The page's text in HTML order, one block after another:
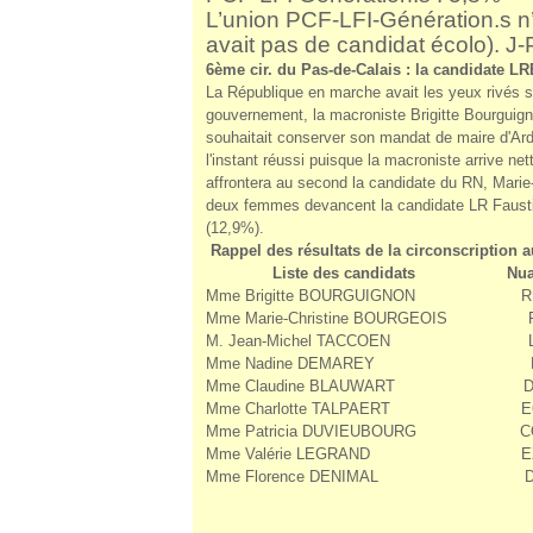
L’union PCF-LFI-Génération.s
avait pas de candidat écolo). J-
6ème cir. du Pas-de-Calais : la candidate
La République en marche avait les yeux rivés
gouvernement, la macroniste Brigitte
souhaitait conserver son mandat de maire
l'instant réussi puisque la macroniste arrive
affrontera au second la candidate du RN,
deux femmes devancent la candidate LR
(12,9%).
Rappel des résultats de la circonscription
Liste des candidats
Mme Brigitte BOURGUIGNON
Mme Marie-Christine BOURGEOIS
M. Jean-Michel TACCOEN
Mme Nadine DEMAREY
Mme Claudine BLAUWART
Mme Charlotte TALPAERT
Mme Patricia DUVIEUBOURG
Mme Valérie LEGRAND
Mme Florence DENIMAL